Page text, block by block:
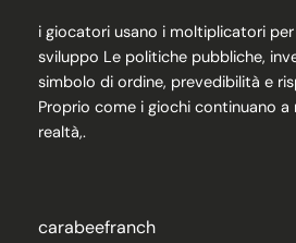
i giocatori usano i moltiplicatori
sviluppo Le politiche pubbliche,
simbolo di ordine, prevedibilità e
Proprio come i giochi continuano a
realtà,.
carabeefranch